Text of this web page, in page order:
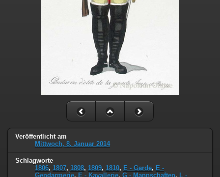
Veröffentlicht am
Mittwoch, 8. Januar 2014
Schlagworte
1806, 1807, 1808, 1809, 1810, E - Garde, E -
Gendarmerie, E - Kavallerie, G - Mannschaften, L -